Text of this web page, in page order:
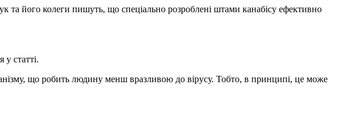
його колеги пишуть, що спеціально розроблені штами канабісу ефективно
у статті.
що робить людину менш вразливою до вірусу. Тобто, в принципі, це може